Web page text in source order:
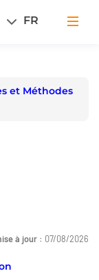
FR
et Méthodes
à jour : 07/08/2026